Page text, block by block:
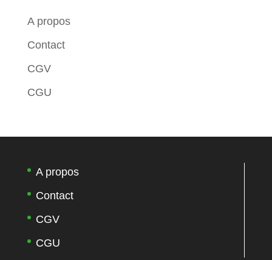
A propos
Contact
CGV
CGU
A propos
Contact
CGV
CGU